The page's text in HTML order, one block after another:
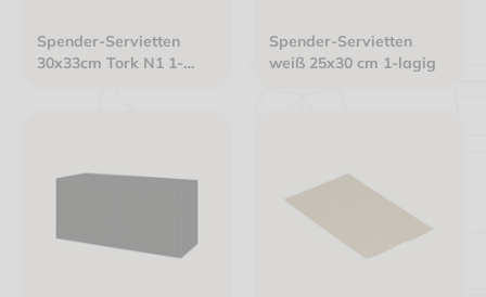
Spender-Servietten
30x33cm Tork N1 1-
Spender-Servietten
weiß 25x30 cm 1-lagig